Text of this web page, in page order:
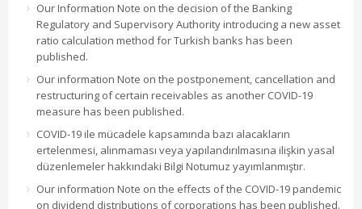
Our Information Note on the decision of the Banking
Regulatory and Supervisory Authority introducing a new asset
ratio calculation method for Turkish banks has been
published.
Our information Note on the postponement, cancellation and
restructuring of certain receivables as another COVID-19
measure has been published.
COVID-19 ile mücadele kapsamında bazı alacakların
ertelenmesi, alınmaması veya yapılandırılmasına ilişkin yasal
düzenlemeler hakkındaki Bilgi Notumuz yayımlanmıştır.
Our information Note on the effects of the COVID-19 pandemic
on dividend distributions of corporations has been published.